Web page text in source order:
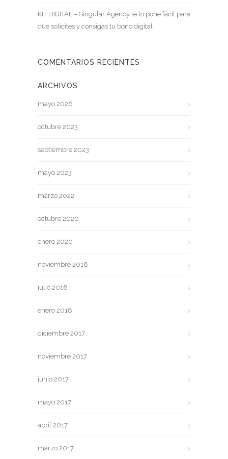
KIT DIGITAL – Singular Agency te lo pone fácil para
que solicites y consigas tu bono digital
COMENTARIOS RECIENTES
ARCHIVOS
mayo 2026
octubre 2023
septiembre 2023
mayo 2023
marzo 2022
octubre 2020
enero 2020
noviembre 2018
julio 2018
enero 2018
diciembre 2017
noviembre 2017
junio 2017
mayo 2017
abril 2017
marzo 2017